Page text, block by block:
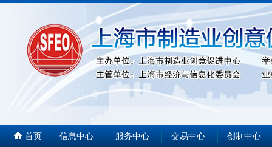
首页 信息中心 服务中心 交易中心 创制中心